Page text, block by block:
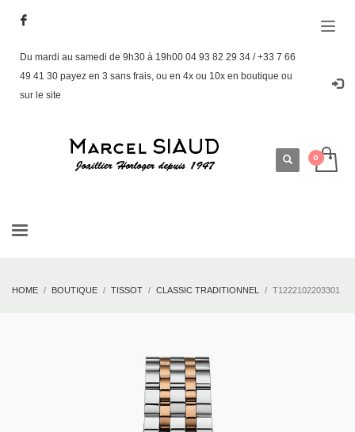
Du mardi au samedi de 9h30 à 19h00 04 93 82 29 34 / +33 7 66
49 41 30 payez en 3 sans frais, ou en 4x ou 10x en boutique ou
sur le site
HOME BOUTIQUE TISSOT CLASSIC TRADITIONNEL T1222102203301